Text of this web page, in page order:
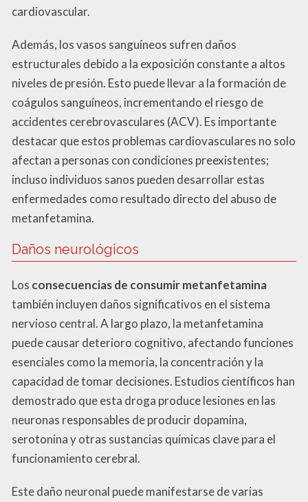
cardiovascular.
Además, los vasos sanguíneos sufren daños
estructurales debido a la exposición constante a altos
niveles de presión. Esto puede llevar a la formación de
coágulos sanguíneos, incrementando el riesgo de
accidentes cerebrovasculares (ACV). Es importante
destacar que estos problemas cardiovasculares no solo
afectan a personas con condiciones preexistentes;
incluso individuos sanos pueden desarrollar estas
enfermedades como resultado directo del abuso de
metanfetamina.
Daños neurológicos
Los consecuencias de consumir metanfetamina
también incluyen daños significativos en el sistema
nervioso central. A largo plazo, la metanfetamina
puede causar deterioro cognitivo, afectando funciones
esenciales como la memoria, la concentración y la
capacidad de tomar decisiones. Estudios científicos han
demostrado que esta droga produce lesiones en las
neuronas responsables de producir dopamina,
serotonina y otras sustancias químicas clave para el
funcionamiento cerebral.
Este daño neuronal puede manifestarse de varias